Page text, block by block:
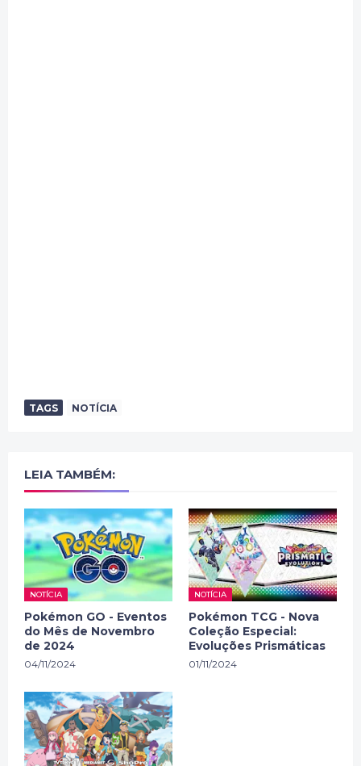
TAGS NOTÍCIA
LEIA TAMBÉM:
NOTÍCIA
Pokémon GO - Eventos
do Mês de Novembro
de 2024
04/11/2024
NOTÍCIA
Pokémon TCG - Nova
Coleção Especial:
Evoluções Prismáticas
01/11/2024